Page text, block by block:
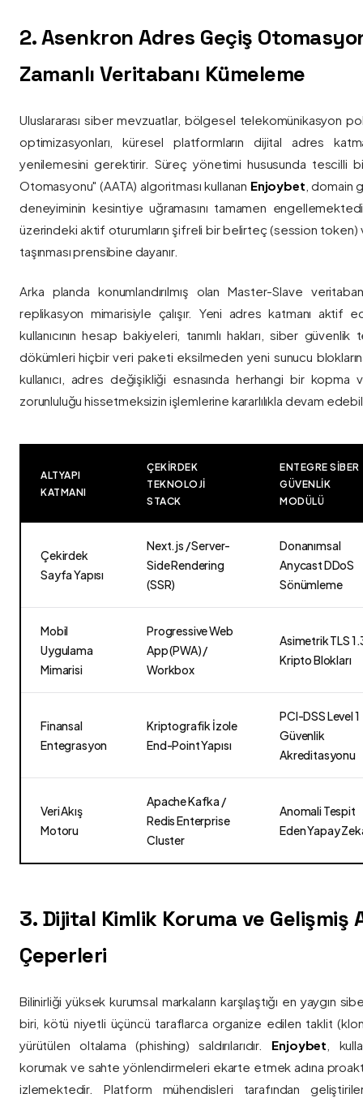
2. Asenkron Adres Geçiş
Zamanlı Veritabanı Kümeleme
Uluslararası siber mevzuatlar, bölgesel telekomünikasyon
optimizasyonları, küresel platformların dijital adres
yenilemesini gerektirir. Süreç yönetimi hususunda tescilli
Otomasyonu" (AATA) algoritması kullanan Enjoybet , domain
deneyiminin kesintiye uğramasını tamamen
üzerindeki aktif oturumların şifreli bir belirteç (session token)
taşınması prensibine dayanır.
Arka planda konumlandırılmış olan Master-Slave
replikasyon mimarisiyle çalışır. Yeni adres katmanı aktif
kullanıcının hesap bakiyeleri, tanımlı hakları, siber
dökümleri hiçbir veri paketi eksilmeden yeni sunucu
kullanıcı, adres değişikliği esnasında herhangi bir
zorunluluğu hissetmeksizin işlemlerine kararlılıkla devam
ALTYAPI
KATMANI
ÇEKIRDEK
TEKNOLOJI
STACK
ENTEGRE SIBER
GÜVENLIK
MODÜLÜ
Çekirdek
Sayfa Yapısı
Next.js / Server-
Side Rendering
(SSR)
Donanımsal
Anycast DDoS
Sönümleme
Mobil
Uygulama
Mimarisi
Progressive Web
App (PWA) /
Workbox
Asimetrik TLS
Kripto Blokları
Finansal
Entegrasyon
Kriptografik İzole
End-Point Yapısı
PCI-DSS Level 1
Güvenlik
Akreditasyonu
Veri Akış
Motoru
Apache Kafka /
Redis Enterprise
Cluster
Anomali Tespit
Eden Yapay
3. Dijital Kimlik Koruma ve Gelişmiş
Çeperleri
Bilinirliği yüksek kurumsal markaların karşılaştığı en yaygın
biri, kötü niyetli üçüncü taraflarca organize edilen taklit
yürütülen oltalama (phishing) saldırılarıdır. Enjoybet ,
korumak ve sahte yönlendirmeleri ekarte etmek adına
izlemektedir. Platform mühendisleri tarafından